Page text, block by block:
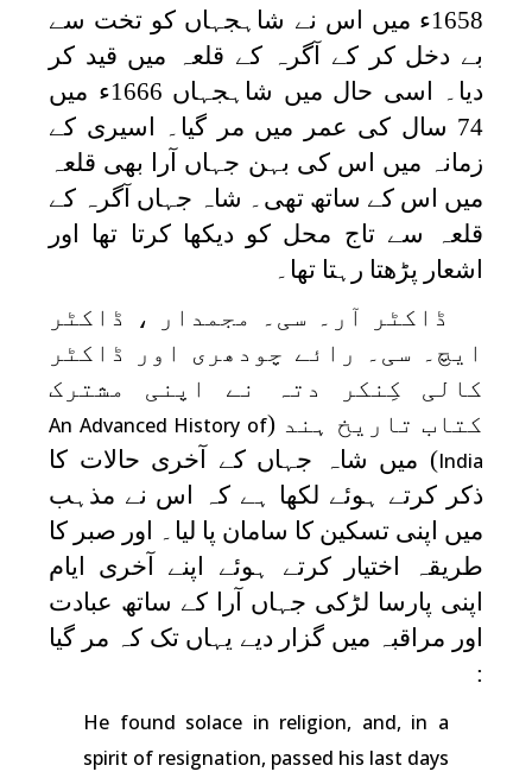
1658ء میں اس نے شاہجہاں کو تخت سے
بے دخل کر کے آگرہ کے قلعہ میں قید کر
دیا۔ اسی حال میں شاہجہاں 1666ء میں
74 سال کی عمر میں مر گیا۔ اسیری کے
زمانہ میں اس کی بہن جہاں آرا بھی قلعہ
میں اس کے ساتھ تھی۔ شاہ جہاں آگرہ کے
قلعہ سے تاج محل کو دیکھا کرتا تھا اور
اشعار پڑھتا رہتا تھا۔
ڈاکٹر آر۔ سی۔ مجمدار ، ڈاکٹر
ایچ۔ سی۔ رائے چودھری اور ڈاکٹر
کالی کِنکر دتہ نے اپنی مشترک
کتاب تاریخ ہند (An Advanced History of
India) میں شاہ جہاں کے آخری حالات کا
ذکر کرتے ہوئے لکھا ہے کہ اس نے مذہب
میں اپنی تسکین کا سامان پا لیا۔ اور صبر کا
طریقہ اختیار کرتے ہوئے اپنے آخری ایام
اپنی پارسا لڑکی جہاں آرا کے ساتھ عبادت
اور مراقبہ میں گزار دیے یہاں تک کہ مر گیا
:
He found solace in religion, and, in a
spirit of resignation, passed his last days